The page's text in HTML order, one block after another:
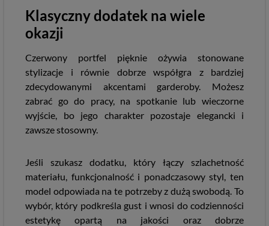
Klasyczny dodatek na wiele
okazji
Czerwony portfel pięknie ożywia stonowane
stylizacje i równie dobrze współgra z bardziej
zdecydowanymi akcentami garderoby. Możesz
zabrać go do pracy, na spotkanie lub wieczorne
wyjście, bo jego charakter pozostaje elegancki i
zawsze stosowny.
Jeśli szukasz dodatku, który łączy szlachetność
materiału, funkcjonalność i ponadczasowy styl, ten
model odpowiada na te potrzeby z dużą swobodą. To
wybór, który podkreśla gust i wnosi do codzienności
estetykę opartą na jakości oraz dobrze